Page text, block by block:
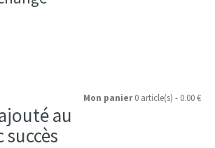
Mon panier 0 article(s) - 0.00 €
au
succès